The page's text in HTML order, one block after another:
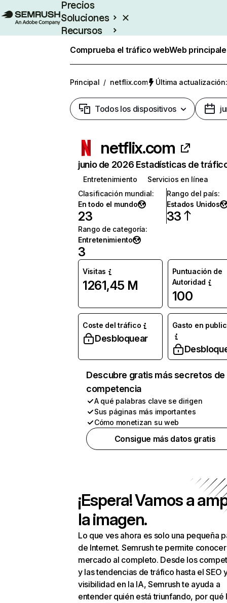
Precios
Soluciones
Recursos
Comprueba el tráfico webWeb
Principal / netflix.com Última
Todos los dispositivos
netflix.com
junio de 2026 Estadísticas de
Entretenimiento
Servicios en línea
Clasificación mundial:
En todo el mundo
23
Rango del país:
Estados Unidos
33
Rango de categoría:
Entretenimiento
3
Visitas
1261,45 M
Puntuación de
Autoridad
100
Coste del tráfico
Desbloquear
Gasto en
Descubre gratis más secretos de
competencia
A qué palabras clave se dirigen
Sus páginas más importantes
Cómo monetizan su web
Consigue más datos gratis
¡Espera! Vamos a
la imagen.
Lo que ves ahora es solo una pequeña
de Internet. Semrush te permite
mercado al completo. Desde los
y las tendencias de tráfico hasta el SEO
visibilidad en la IA, Semrush te ayuda a
entender quién está triunfando, por qué